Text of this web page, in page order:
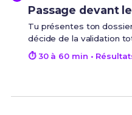
Passage devant
Tu présentes ton
décide de la validation
⏱ 30 à 60 min •